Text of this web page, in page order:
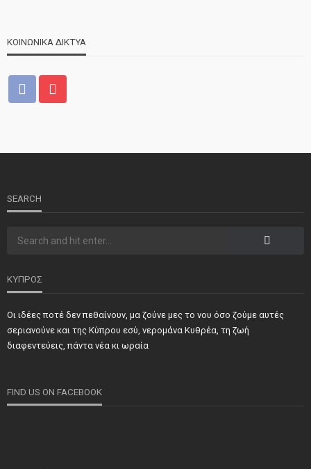
ΣΗΜΑΝΤΙΚΑ ΤΕΛΕΥΤΑΙΑ ΝΕΑ
Τιμήθηκαν και φέτος προσωπικότητες και φορείς των
ΚΟΙΝΩΝΙΚΑ ΔΙΚΤΥΑ
SEARCH
ΚΥΠΡΟΣ
Οι ιδέες ποτέ δεν πεθαίνουν, μα ζούνε μες το νου όσο ζούμε αυτές
σεριανούνε και της Κύπρου εσύ, νερομάνα Κυθρέα, τη ζωή
διαφεντεύεις, πάντα νέα κι ωραία
FIND US ON FACEBOOK